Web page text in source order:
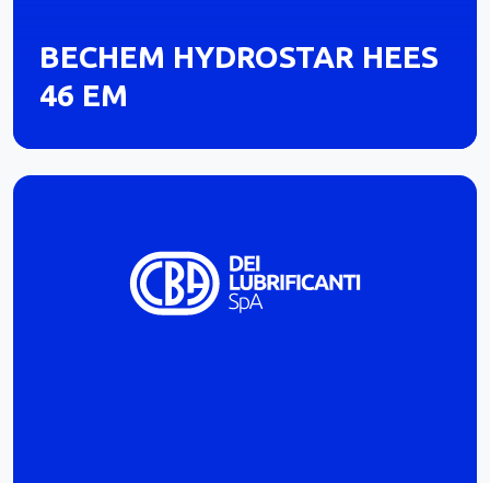
BECHEM HYDROSTAR HEES
46 EM